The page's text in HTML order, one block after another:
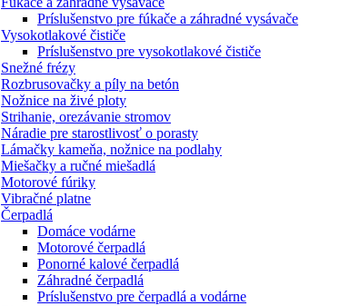
Príslušenstvo pre fúkače a záhradné vysávače
Vysokotlakové čističe
Príslušenstvo pre vysokotlakové čističe
Snežné frézy
Rozbrusovačky a píly na betón
Nožnice na živé ploty
Strihanie, orezávanie stromov
Náradie pre starostlivosť o porasty
Lámačky kameňa, nožnice na podlahy
Miešačky a ručné miešadlá
Motorové fúriky
Vibračné platne
Čerpadlá
Domáce vodárne
Motorové čerpadlá
Ponorné kalové čerpadlá
Záhradné čerpadlá
Príslušenstvo pre čerpadlá a vodárne